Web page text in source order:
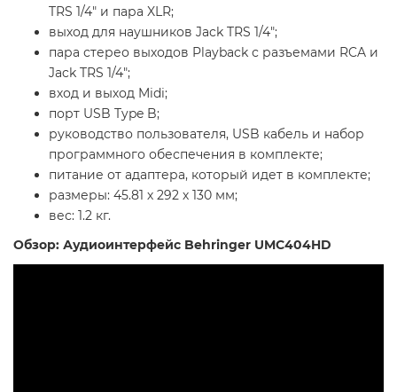
TRS 1/4" и пара XLR;
выход для наушников Jack TRS 1/4";
пара стерео выходов Playback с разъемами RCA и
Jack TRS 1/4";
вход и выход Midi;
порт USB Type B;
руководство пользователя, USB кабель и набор
программного обеспечения в комплекте;
питание от адаптера, который идет в комплекте;
размеры: 45.81 х 292 х 130 мм;
вес: 1.2 кг.
Обзор: Аудиоинтерфейс Behringer UMC404HD